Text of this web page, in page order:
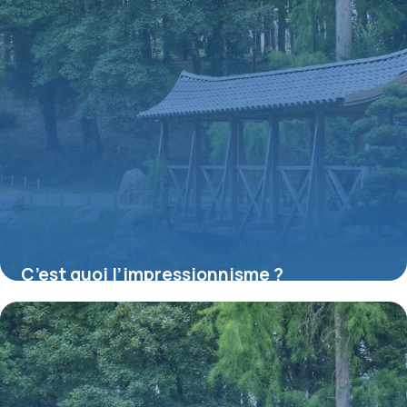
C’est quoi l’impressionnisme ?
16 juillet 2026